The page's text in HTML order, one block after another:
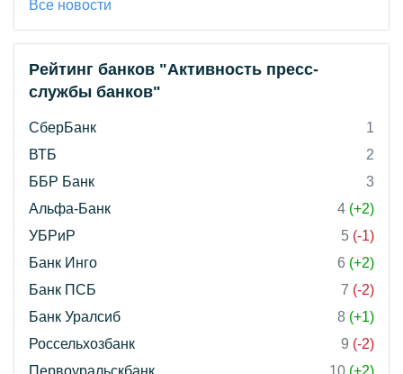
Все новости
Рейтинг банков "Активность пресс-
службы банков"
СберБанк
1
ВТБ
2
ББР Банк
3
Альфа-Банк
4 (+2)
УБРиР
5 (-1)
Банк Инго
6 (+2)
Банк ПСБ
7 (-2)
Банк Уралсиб
8 (+1)
Россельхозбанк
9 (-2)